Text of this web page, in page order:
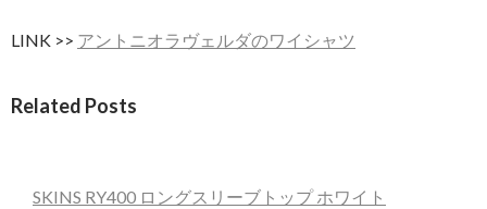
LINK >> アントニオラヴェルダのワイシャツ
Related Posts
SKINS RY400 ロングスリーブトップ ホワイト